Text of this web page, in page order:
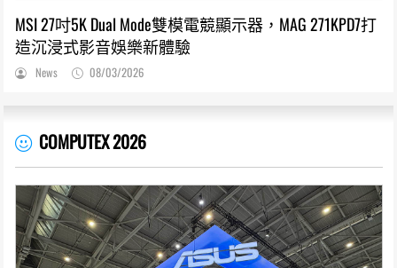
MSI 27吋5K Dual Mode雙模電競顯示器，MAG 271KPD7打
造沉浸式影音娛樂新體驗
News 08/03/2026
COMPUTEX 2026